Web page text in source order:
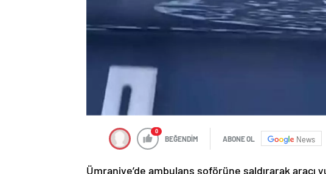
0
BEĞENDİM ABONE OL News
Ümraniye’de ambulans şoförüne saldırarak aracı